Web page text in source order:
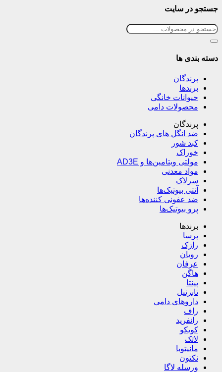
جستجو در سایت
دسته بندی ها
پرندگان
برندها
حیوانات خانگی
محصولات دامی
پرندگان
ضد انگل های پرندگان
کبد شور
خوراک
مولتی ویتامین‌ها و AD3E
مواد معدنی
سرلاک
آنتی بیوتیک‌ها
ضد عفونی کننده‌ها
پرو بیوتیک‌ها
برندها
پرسا
رازک
رویان
عرفان
هاگن
پینتا
تابرنیل
داروهای دامی
راف
رانفرید
کویکو
لاتک
مانیتوبا
نکتون
ورسله لاگا